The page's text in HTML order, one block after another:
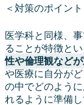
＜対策のポイント
医学科と同様、
ることが特徴と
性や倫理観など
や医療に自分が
の中でどのよう
れるように準備し